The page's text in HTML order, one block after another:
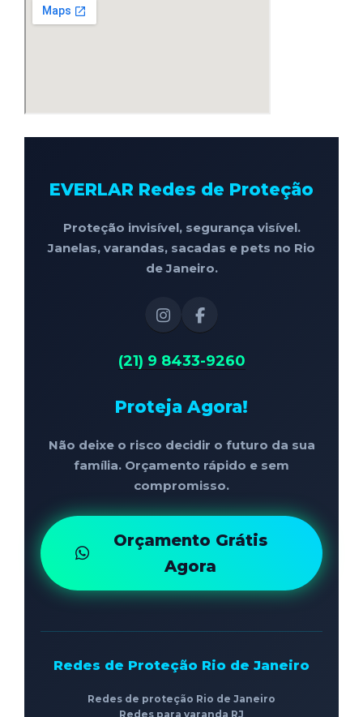
EVERLAR Redes de Proteção
Proteção invisível, segurança visível.
Janelas, varandas, sacadas e pets no Rio
de Janeiro.
(21) 9 8433-9260
Proteja Agora!
Não deixe o risco decidir o futuro da sua
família. Orçamento rápido e sem
compromisso.
Orçamento Grátis
Agora
Redes de Proteção Rio de Janeiro
Redes de proteção Rio de Janeiro
Redes para varanda RJ